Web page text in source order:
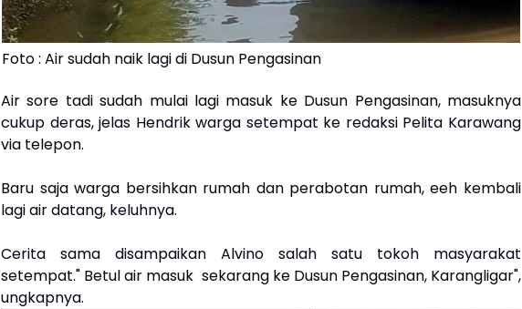
Foto : Air sudah naik lagi di Dusun Pengasinan
Air sore tadi sudah mulai lagi masuk ke Dusun Pengasinan, masuknya
cukup deras, jelas Hendrik warga setempat ke redaksi Pelita Karawang
via telepon.
Baru saja warga bersihkan rumah dan perabotan rumah, eeh kembali
lagi air datang, keluhnya.
Cerita sama disampaikan Alvino salah satu tokoh masyarakat
setempat." Betul air masuk sekarang ke Dusun Pengasinan, Karangligar",
ungkapnya.